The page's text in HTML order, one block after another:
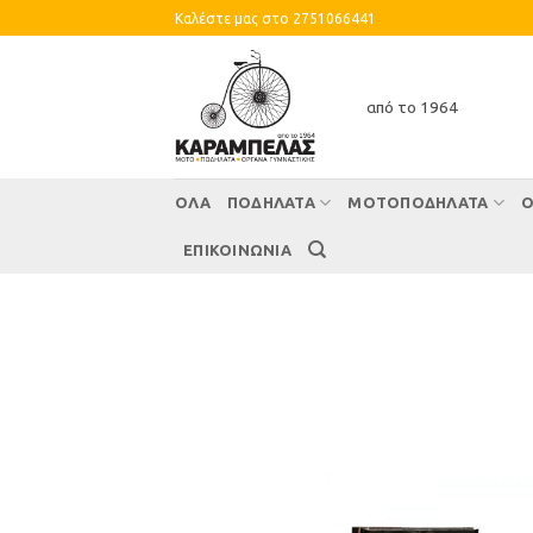
to
Καλέστε μας στο 2751066441
από το 1964
ΌΛΑ ΠΟΔΗΛΑΤΑ ΜΟΤΟΠΟΔΗΛΑΤΑ
ΕΠΙΚΟΙΝΩΝΙΑ